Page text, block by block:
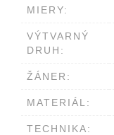
MIERY:
VÝTVARNÝ
DRUH:
ŽÁNER:
MATERIÁL:
TECHNIKA: